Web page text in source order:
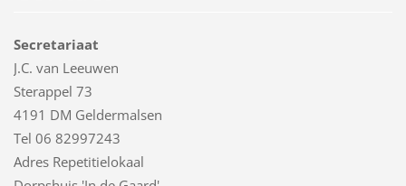
Secretariaat
J.C. van Leeuwen
Sterappel 73
4191 DM Geldermalsen
Tel 06 82997243
Adres Repetitielokaal